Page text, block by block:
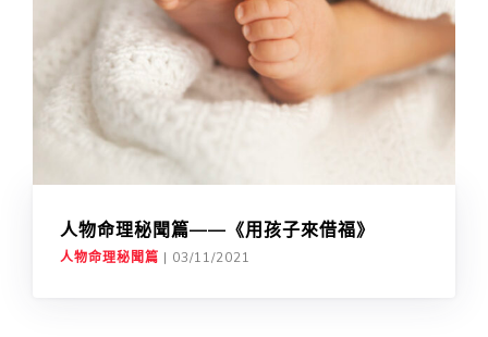
人物命理秘聞篇——《用孩子來借福》
人物命理秘聞篇 | 03/11/2021